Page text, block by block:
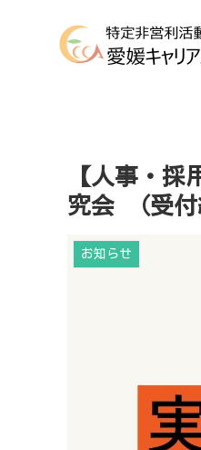
【人事・
究会 （受付
お知らせ